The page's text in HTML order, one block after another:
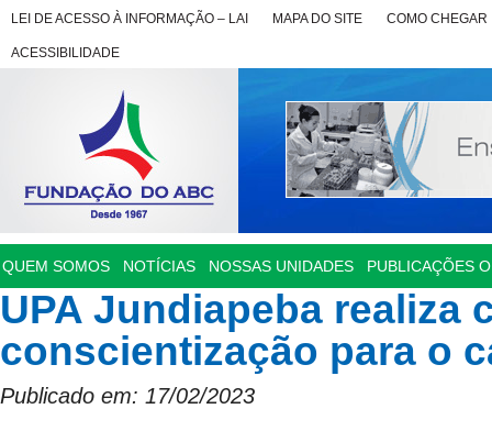
LEI DE ACESSO À INFORMAÇÃO – LAI MAPA DO SITE COMO CHEGAR
ACESSIBILIDADE
QUEM SOMOS NOTÍCIAS NOSSAS UNIDADES PUBLICAÇÕES
UPA Jundiapeba realiza
conscientização para o
Publicado em: 17/02/2023